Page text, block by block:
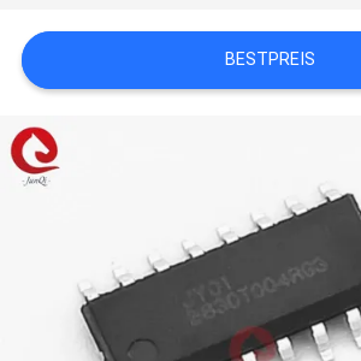
SITEMAP
BESTPREIS